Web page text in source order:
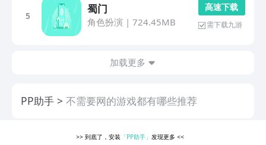
5
蜀门
角色扮演 | 724.45MB
高 速 下 载
需下载九游
加载更多
PP助手 不需要网的游戏都有哪些推荐
>> 到底了，安装 「PP助手」发现更多<<